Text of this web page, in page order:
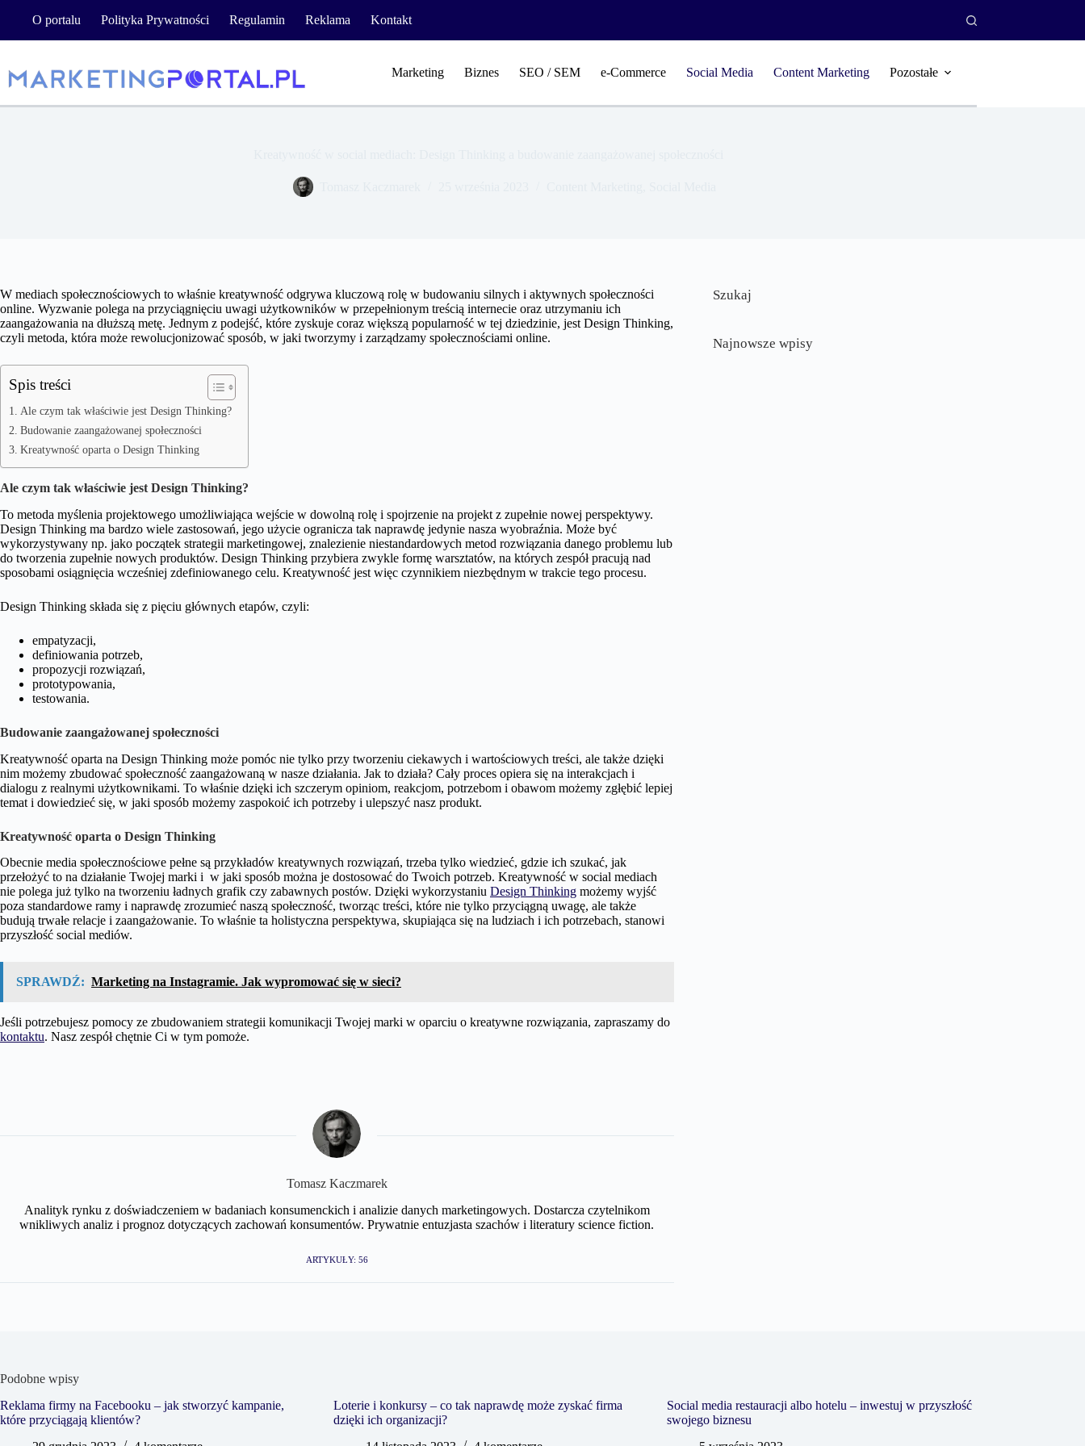
O portalu Polityka Prywatności Regulamin Reklama Kontakt
Marketing Biznes SEO / SEM e-Commerce Social Media Content Marketing Pozostałe
W mediach społecznościowych to właśnie kreatywność odgrywa kluczową rolę w budowaniu silnych i aktywnych społeczności
online. Wyzwanie polega na przyciągnięciu uwagi użytkowników w przepełnionym treścią internecie oraz utrzymaniu ich
zaangażowania na dłuższą metę. Jednym z podejść, które zyskuje coraz większą popularność w tej dziedzinie, jest Design Thinking,
czyli metoda, która może rewolucjonizować sposób, w jaki tworzymy i zarządzamy społecznościami online.
Spis treści
Ale czym tak właściwie jest Design Thinking?
Budowanie zaangażowanej społeczności
Kreatywność oparta o Design Thinking
Ale czym tak właściwie jest Design Thinking?
To metoda myślenia projektowego umożliwiająca wejście w dowolną rolę i spojrzenie na projekt z zupełnie nowej perspektywy.
Design Thinking ma bardzo wiele zastosowań, jego użycie ogranicza tak naprawdę jedynie nasza wyobraźnia. Może być
wykorzystywany np. jako początek strategii marketingowej, znalezienie niestandardowych metod rozwiązania danego problemu lub
do tworzenia zupełnie nowych produktów. Design Thinking przybiera zwykle formę warsztatów, na których zespół pracują nad
sposobami osiągnięcia wcześniej zdefiniowanego celu. Kreatywność jest więc czynnikiem niezbędnym w trakcie tego procesu.
Design Thinking składa się z pięciu głównych etapów, czyli:
empatyzacji,
definiowania potrzeb,
propozycji rozwiązań,
prototypowania,
testowania.
Budowanie zaangażowanej społeczności
Kreatywność oparta na Design Thinking może pomóc nie tylko przy tworzeniu ciekawych i wartościowych treści, ale także dzięki
nim możemy zbudować społeczność zaangażowaną w nasze działania. Jak to działa? Cały proces opiera się na interakcjach i
dialogu z realnymi użytkownikami. To właśnie dzięki ich szczerym opiniom, reakcjom, potrzebom i obawom możemy zgłębić lepiej
temat i dowiedzieć się, w jaki sposób możemy zaspokoić ich potrzeby i ulepszyć nasz produkt.
Kreatywność oparta o Design Thinking
Obecnie media społecznościowe pełne są przykładów kreatywnych rozwiązań, trzeba tylko wiedzieć, gdzie ich szukać, jak
przełożyć to na działanie Twojej marki i w jaki sposób można je dostosować do Twoich potrzeb. Kreatywność w social mediach
nie polega już tylko na tworzeniu ładnych grafik czy zabawnych postów. Dzięki wykorzystaniu Design Thinking możemy wyjść
poza standardowe ramy i naprawdę zrozumieć naszą społeczność, tworząc treści, które nie tylko przyciągną uwagę, ale także
budują trwałe relacje i zaangażowanie. To właśnie ta holistyczna perspektywa, skupiająca się na ludziach i ich potrzebach, stanowi
przyszłość social mediów.
SPRAWDŹ: Marketing na Instagramie. Jak wypromować się w sieci?
Jeśli potrzebujesz pomocy ze zbudowaniem strategii komunikacji Twojej marki w oparciu o kreatywne rozwiązania, zapraszamy do
kontaktu. Nasz zespół chętnie Ci w tym pomoże.
Tomasz Kaczmarek
Analityk rynku z doświadczeniem w badaniach konsumenckich i analizie danych marketingowych. Dostarcza czytelnikom
wnikliwych analiz i prognoz dotyczących zachowań konsumentów. Prywatnie entuzjasta szachów i literatury science fiction.
ARTYKUŁY: 56
Szukaj
Najnowsze wpisy
Podobne wpisy
Reklama firmy na Facebooku – jak stworzyć kampanie,
które przyciągają klientów?
Loterie i konkursy – co tak naprawdę może zyskać firma
dzięki ich organizacji?
Social media restauracji albo hotelu – inwestuj w przyszłość
swojego biznesu